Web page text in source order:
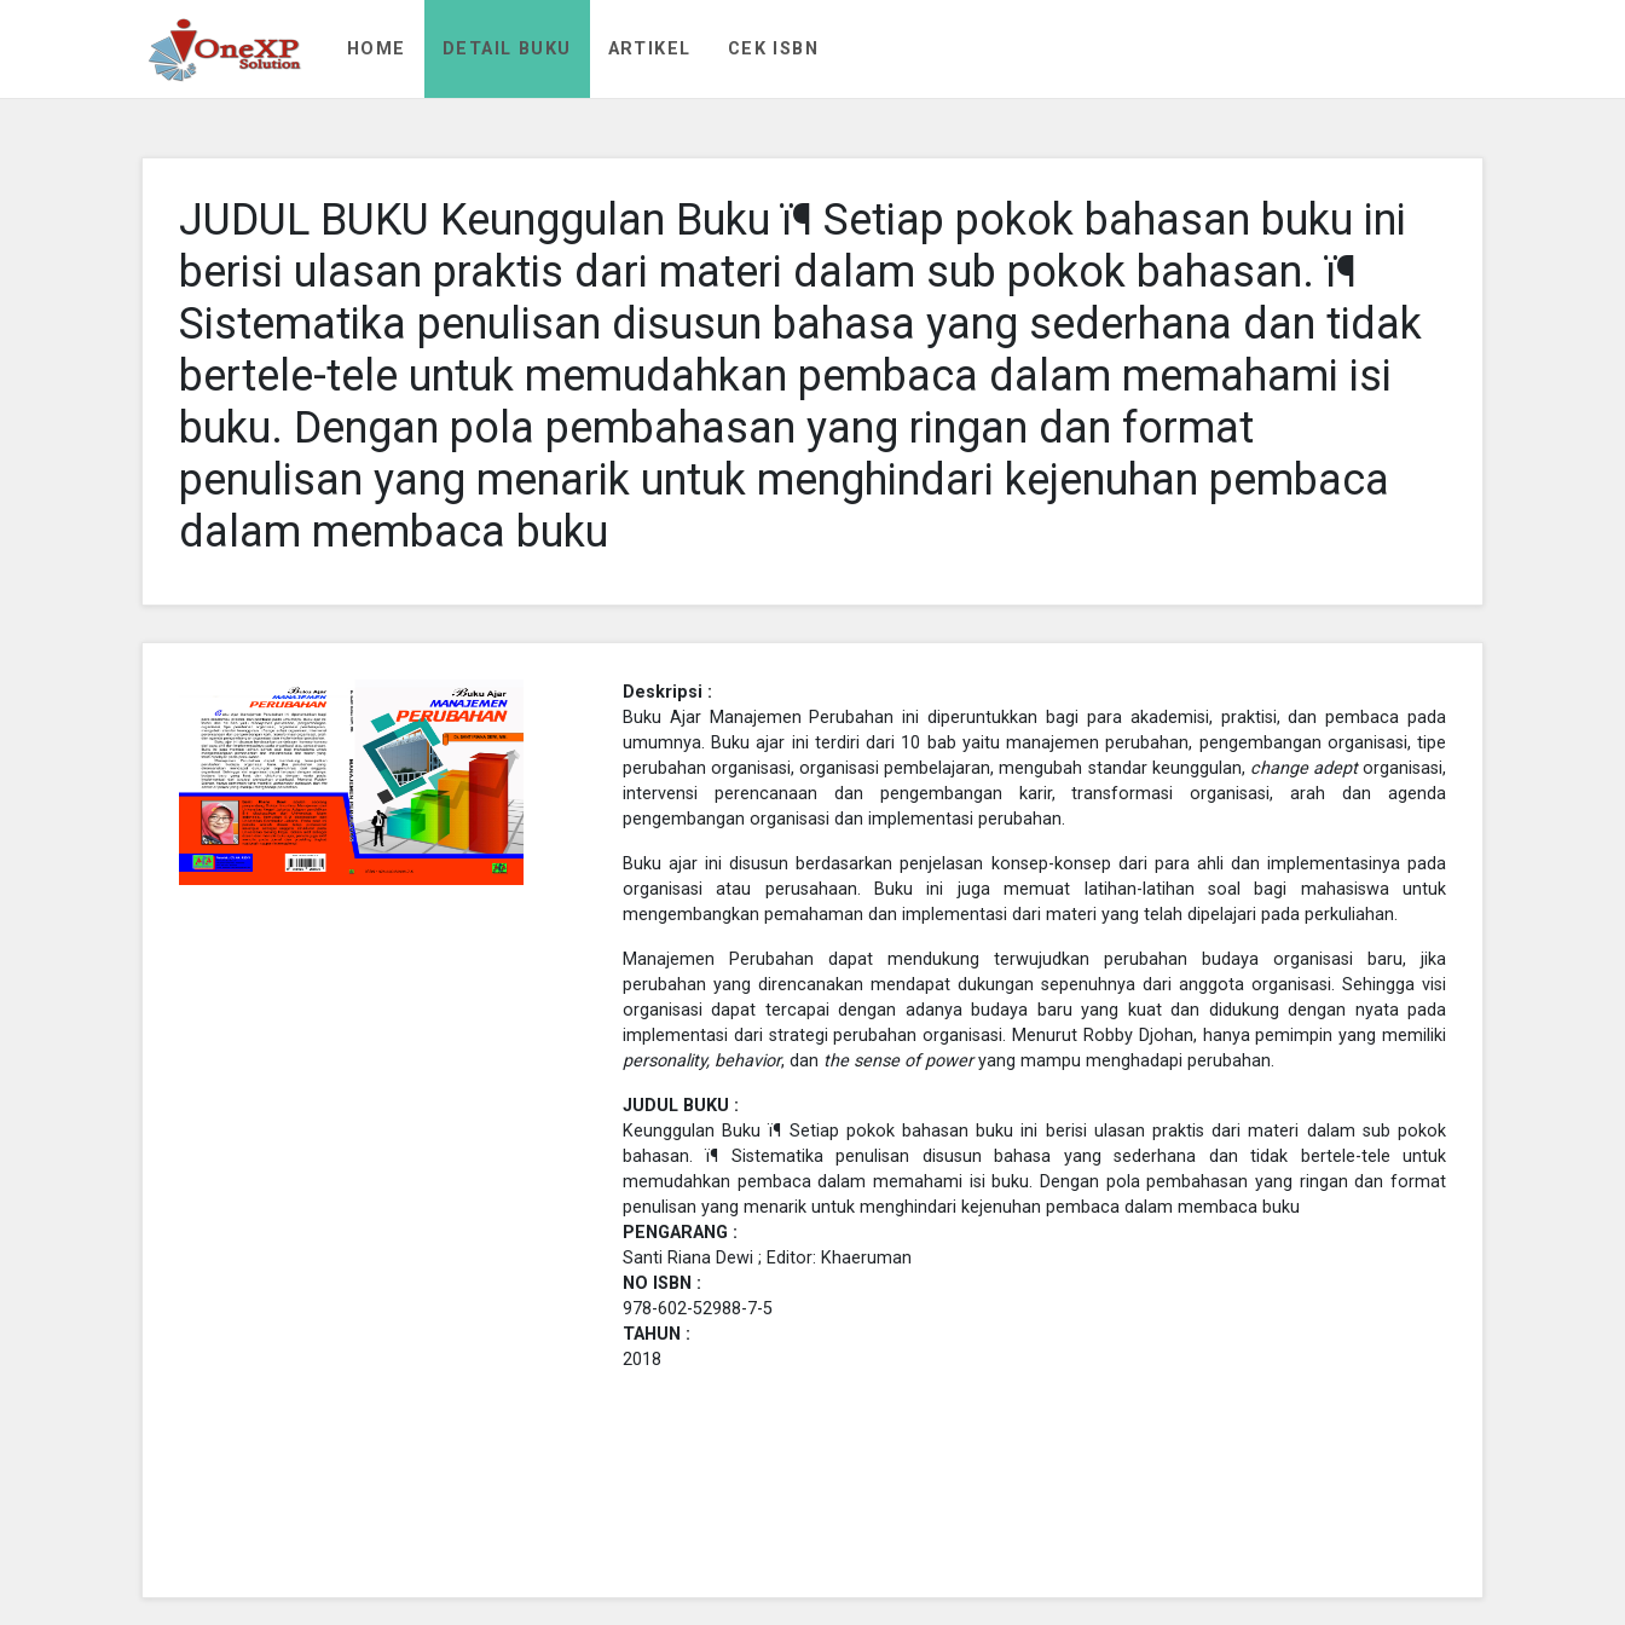
HOME DETAIL BUKU ARTIKEL CEK ISBN
JUDUL BUKU Keunggulan Buku ï¶ Setiap pokok bahasan buku ini
berisi ulasan praktis dari materi dalam sub pokok bahasan. ï¶
Sistematika penulisan disusun bahasa yang sederhana dan tidak
bertele-tele untuk memudahkan pembaca dalam memahami isi
buku. Dengan pola pembahasan yang ringan dan format
penulisan yang menarik untuk menghindari kejenuhan pembaca
dalam membaca buku
Deskripsi :
Buku Ajar Manajemen Perubahan ini diperuntukkan bagi para akademisi, praktisi, dan pembaca pada
umumnya. Buku ajar ini terdiri dari 10 bab yaitu manajemen perubahan, pengembangan organisasi, tipe
perubahan organisasi, organisasi pembelajaran, mengubah standar keunggulan, change adeptorganisasi,
intervensi perencanaan dan pengembangan karir, transformasi organisasi, arah dan agenda
pengembangan organisasi dan implementasi perubahan.
Buku ajar ini disusun berdasarkan penjelasan konsep-konsep dari para ahli dan implementasinya pada
organisasi atau perusahaan. Buku ini juga memuat latihan-latihan soal bagi mahasiswa untuk
mengembangkan pemahaman dan implementasi dari materi yang telah dipelajari pada perkuliahan.
Manajemen Perubahan dapat mendukung terwujudkan perubahan budaya organisasi baru, jika
perubahan yang direncanakan mendapat dukungan sepenuhnya dari anggota organisasi. Sehingga visi
organisasi dapat tercapai dengan adanya budaya baru yang kuat dan didukung dengan nyata pada
implementasi dari strategi perubahan organisasi. Menurut Robby Djohan, hanya pemimpin yang memiliki
personality, behavior, dan the sense of poweryang mampu menghadapi perubahan.
JUDUL BUKU :
Keunggulan Buku ï¶ Setiap pokok bahasan buku ini berisi ulasan praktis dari materi dalam sub pokok
bahasan. ï¶ Sistematika penulisan disusun bahasa yang sederhana dan tidak bertele-tele untuk
memudahkan pembaca dalam memahami isi buku. Dengan pola pembahasan yang ringan dan format
penulisan yang menarik untuk menghindari kejenuhan pembaca dalam membaca buku
PENGARANG :
Santi Riana Dewi ; Editor: Khaeruman
NO ISBN :
978-602-52988-7-5
TAHUN :
2018